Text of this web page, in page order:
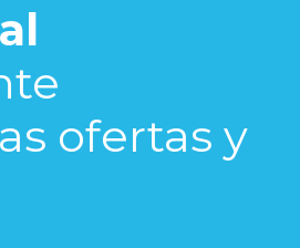
ofertas y